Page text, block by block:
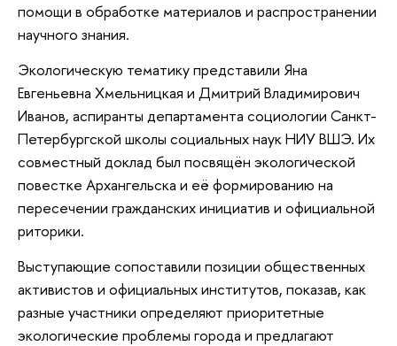
помощи в обработке материалов и распространении
научного знания.
Экологическую тематику представили Яна
Евгеньевна Хмельницкая и Дмитрий Владимирович
Иванов, аспиранты департамента социологии Санкт-
Петербургской школы социальных наук НИУ ВШЭ. Их
совместный доклад был посвящён экологической
повестке Архангельска и её формированию на
пересечении гражданских инициатив и официальной
риторики.
Выступающие сопоставили позиции общественных
активистов и официальных институтов, показав, как
разные участники определяют приоритетные
экологические проблемы города и предлагают